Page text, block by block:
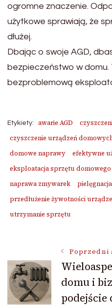
ogromne znaczenie.
użytkowe sprawiają, że
dłużej.
Dbając o swoje AGD,
bezpieczeństwo w
bezproblemową
Etykiety: awarie AGD
czyszczenie urządzeń
domowe naprawy
efektywne
eksploatacja sprzętu domowego
naprawa zmywarek
przedłużenie żywotności
utrzymanie sprzętu
Nawigacja
wpisu
Poprzedni
domu i